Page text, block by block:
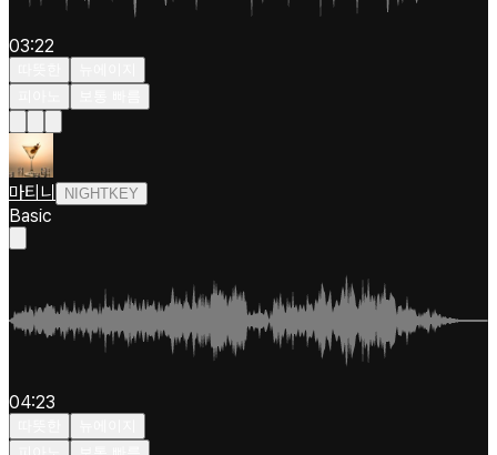
03:22
마티니 NIGHTKEY
Basic
04:23